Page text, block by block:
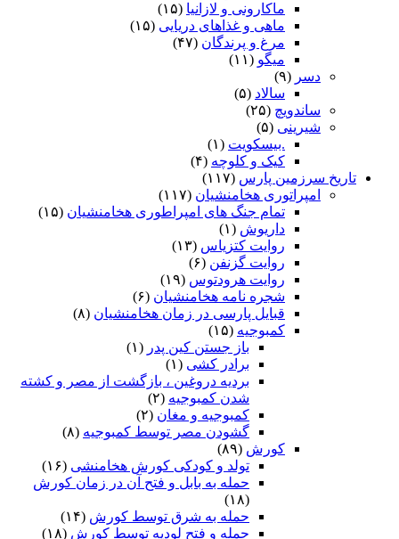
ماکارونی و لازانیا (۱۵)
ماهی و غذاهای دریایی (۱۵)
مرغ و پرندگان (۴۷)
میگو (۱۱)
دسر (۹)
سالاد (۵)
ساندویچ (۲۵)
شیرینی (۵)
.بیسکویت (۱)
کیک و کلوچه (۴)
تاریخ سرزمین پارس (۱۱۷)
امپراتوری هخامنشیان (۱۱۷)
تمام جنگ های امپراطوری هخامنشیان (۱۵)
داریوش (۱)
روایت کتزیاس (۱۳)
روایت گزنفن (۶)
روایت هرودتوس (۱۹)
شجره نامه هخامنشیان (۶)
قبایل پارسی در زمان هخامنشیان (۸)
کمبوجیه (۱۵)
باز جستن کین پدر (۱)
برادر کشی (۱)
بردیه دروغین ، بازگشت از مصر و کشته
شدن کمبوجیه (۲)
کمبوجیه و مغان (۲)
گشودن مصر توسط کمبوجیه (۸)
کورش (۸۹)
تولد و کودکی کورش هخامنشی (۱۶)
حمله به بابل و فتح آن در زمان کورش
(۱۸)
حمله به شرق توسط کورش (۱۴)
حمله و فتح لودیه توسط کورش (۱۸)